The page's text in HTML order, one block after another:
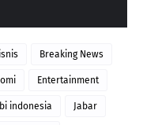
Breaking News
Entertainment
indonesia Jabar